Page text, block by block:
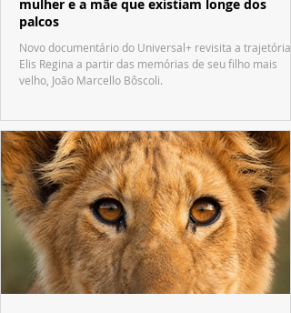
mulher e a mãe que existiam longe dos
palcos
Novo documentário do Universal+ revisita a trajetória
Elis Regina a partir das memórias de seu filho mais
velho, João Marcello Bôscoli.